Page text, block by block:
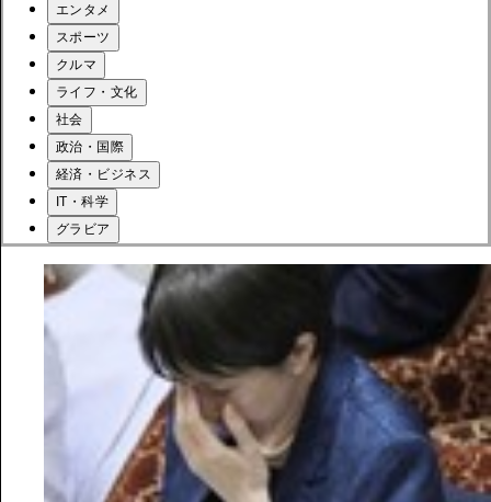
エンタメ
スポーツ
クルマ
ライフ・文化
社会
政治・国際
経済・ビジネス
IT・科学
グラビア